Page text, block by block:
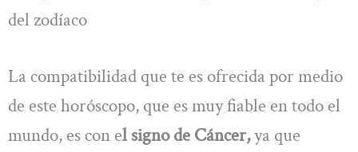
del zodíaco
La compatibilidad que te es ofrecida por medio
de este horóscopo, que es muy fiable en todo el
mundo, es con el signo de Cáncer,ya que